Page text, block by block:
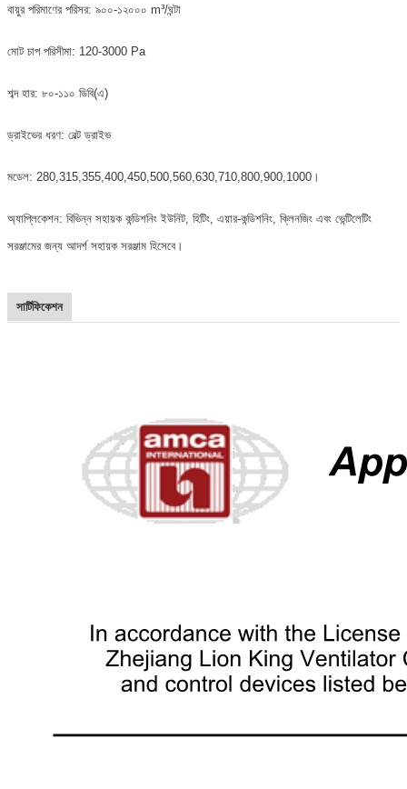
বায়ুর পরিমাণের পরিসর: ৯০০-১২০০০ m³/ঘন্টা
মোট চাপ পরিসীমা: 120-3000 Pa
শব্দ হার: ৮০-১১০ ডিবি(এ)
ড্রাইভের ধরণ: বেল্ট ড্রাইভ
মডেল: 280,315,355,400,450,500,560,630,710,800,900,1000।
অ্যাপ্লিকেশন: বিভিন্ন সহায়ক কন্ডিশনিং ইউনিট, হিটিং, এয়ার-কন্ডিশনিং, ক্লিনজিং এবং ভেন্টিলেটিং
সরঞ্জামের জন্য আদর্শ সহায়ক সরঞ্জাম হিসেবে।
সার্টিফিকেশন